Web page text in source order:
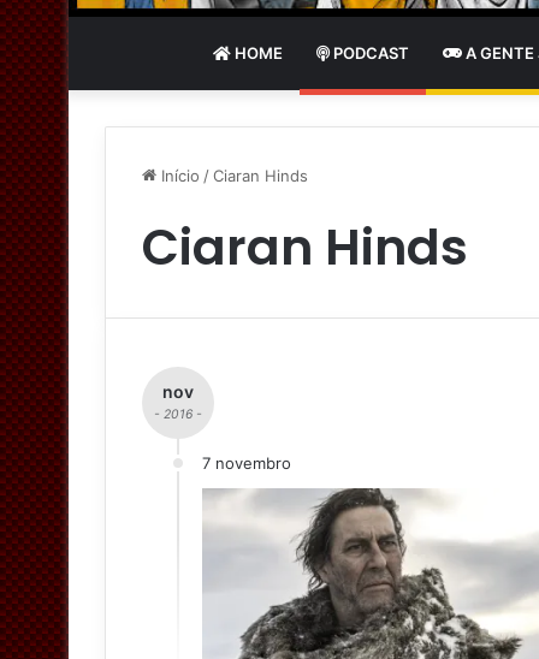
HOME PODCAST A GENTE
Início /Ciaran Hinds
Ciaran Hinds
nov
- 2016 -
7 novembro